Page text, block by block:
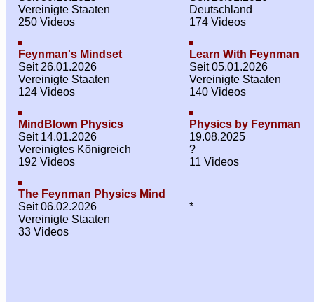
Vereinigte Staaten
250 Videos
Deutschland
174 Videos
Feynman's Mindset
Seit 26.01.2026
Vereinigte Staaten
124 Videos
Learn With Feynman
Seit 05.01.2026
Vereinigte Staaten
140 Videos
MindBlown Physics
Seit 14.01.2026
Vereinigtes Königreich
192 Videos
Physics by Feynman
19.08.2025
?
11 Videos
The Feynman Physics Mind
Seit 06.02.2026
Vereinigte Staaten
33 Videos
*